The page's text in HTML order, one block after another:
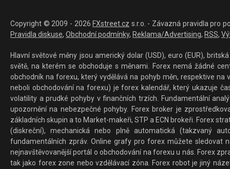
Copyright © 2009 - 2026 FXstreet.cz s.r.o. - Závazná pravidla pro
Pravidla diskuse, Obchodní podmínky, Reklama/Advertising, RSS,
Hlavní světové měny jsou americký dolar (USD), euro (EUR),
světě, na kterém se obchoduje s měnami. Forex nemá žádné
obchodník na forexu, který vydělává na pohyb měn, respektive
neboli obchodování na forexu) je forex kalendář, který ukazuje
volatility a prudké pohyby v finančních trzích. Fundamentální
upozornění na nebezpečné pohyby. Forex broker je
základních skupin a to Market-makeři, STP a ECN brokeři. Forex
(diskreční), mechanická nebo plně automatická (takzvaný
fundamentálních zpráv. Online grafy pro forex můžete sledovat
nejnavštěvovanější portál o obchodování na forexu u nás. Forex
tak jako forex zone nebo vzdělávací zóna. Forex robot je jiný